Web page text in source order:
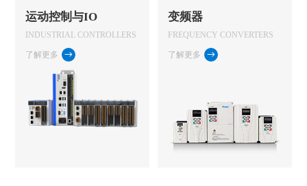
运动控制与IO
INDUSTRIAL CONTROLLERS
了解更多
变频器
FREQUENCY CONVERTERS
了解更多